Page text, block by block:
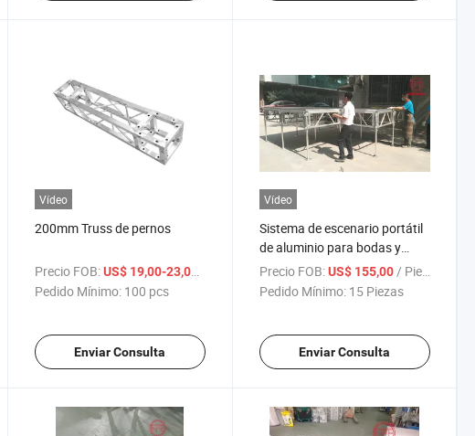
Vídeo
200mm Truss de pernos
Precio FOB: US$ 19,00-23,00
Pedido Mínimo: 100 pcs
Enviar Consulta
Vídeo
Sistema de escenario portátil
de aluminio para bodas y
eventos, plataforma de
iluminación con escenario y
Precio FOB: US$ 155,00 / Pieza
Pedido Mínimo: 15 Piezas
Enviar Consulta